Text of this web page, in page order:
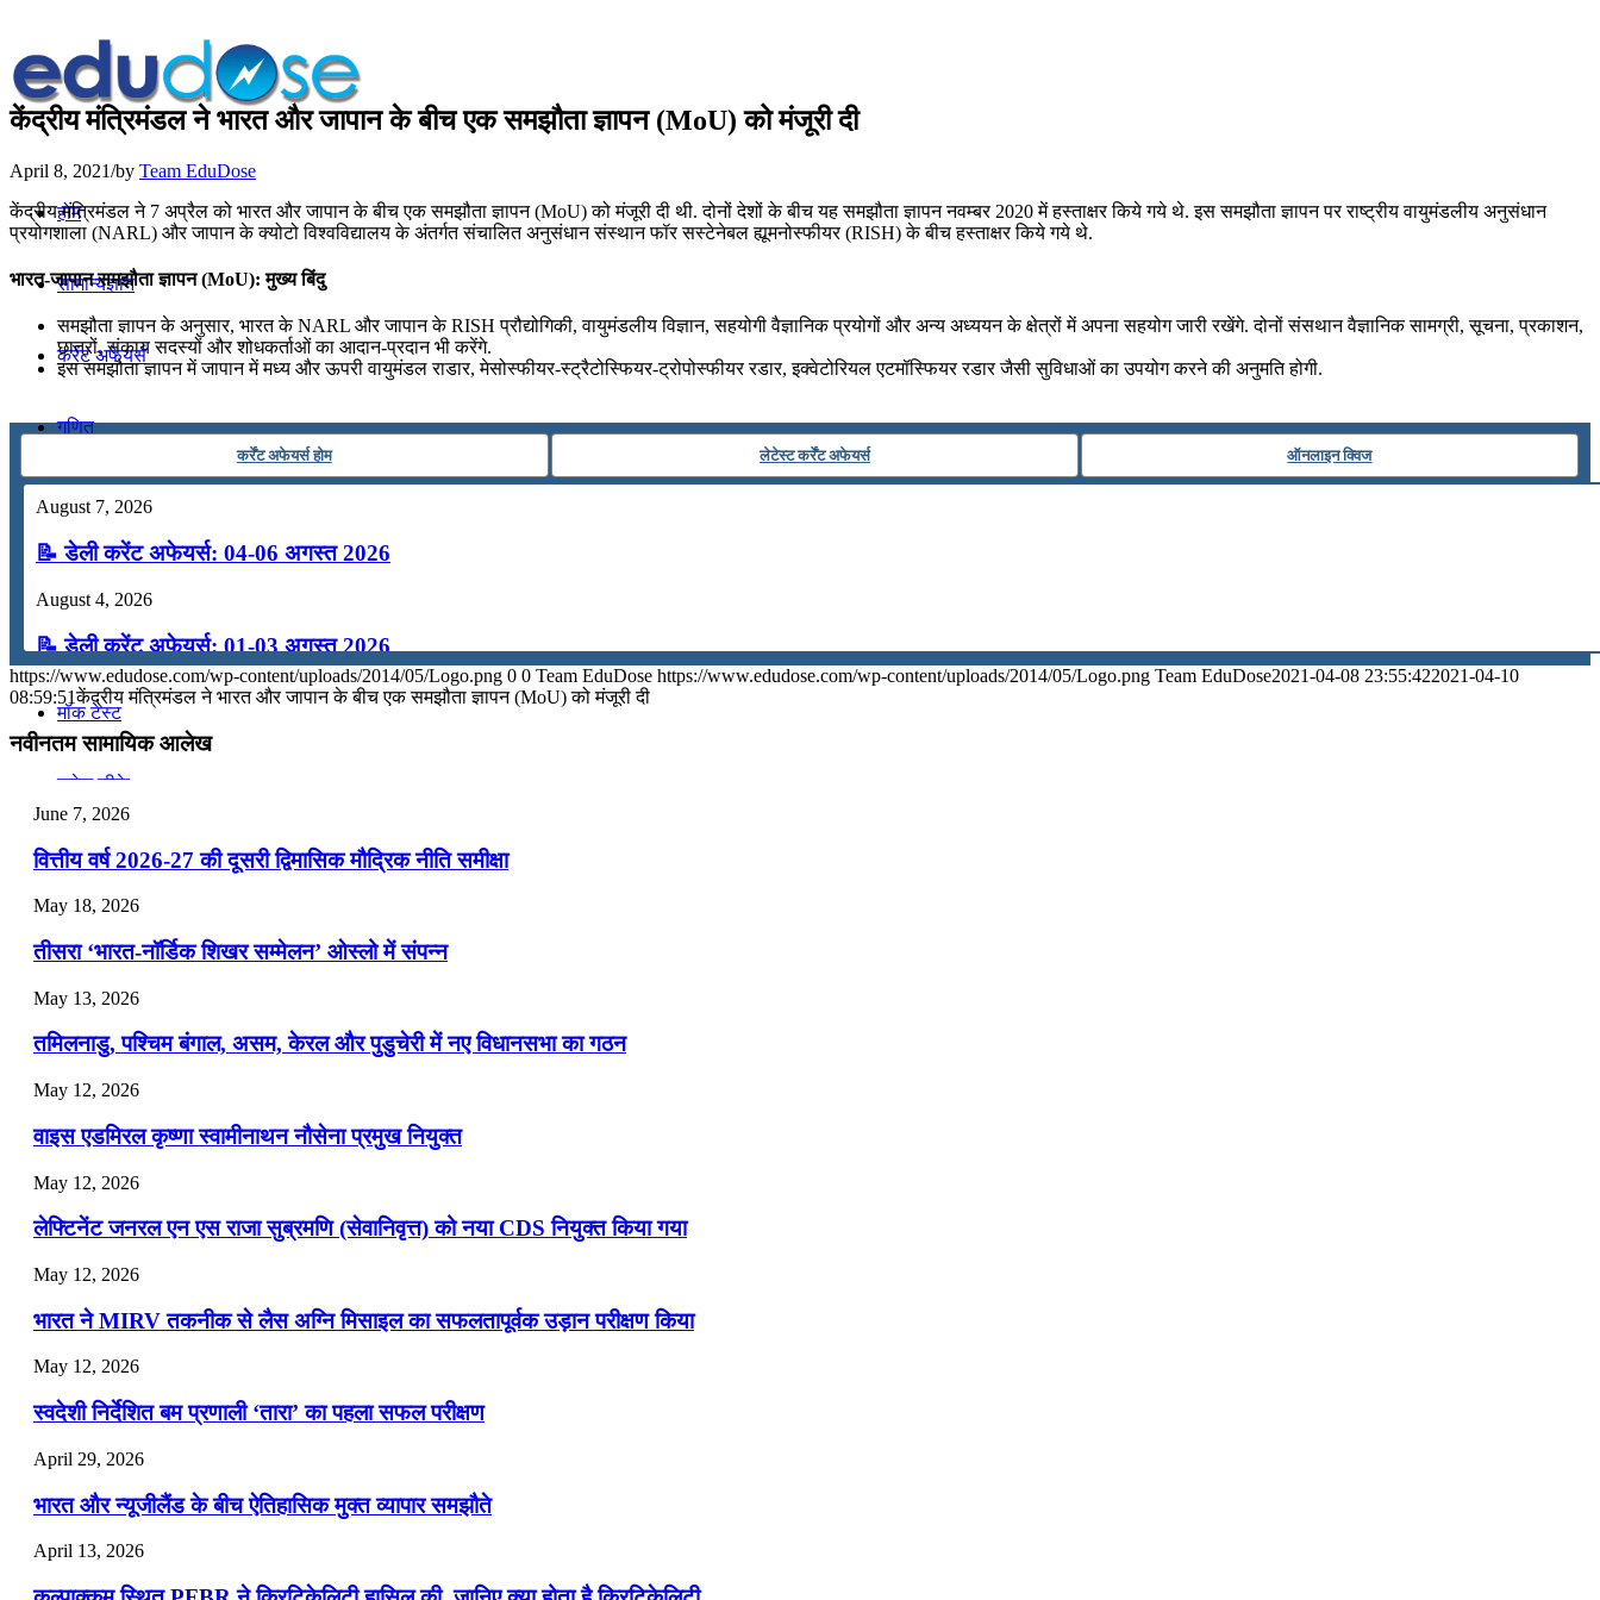
होम
सामान्यज्ञान
करेंट अफेयर्स
गणित
तर्कशक्ति
कंप्यूटर
अंग्रेजी
मॉक टेस्ट
टुडेज जीके
Menu Menu
केंद्रीय मंत्रिमंडल ने भारत और जापान के बीच एक समझौता ज्ञापन (MoU) को मंजूरी दी
April 8, 2021/by Team EduDose
केंद्रीय मंत्रिमंडल ने 7 अप्रैल को भारत और जापान के बीच एक समझौता ज्ञापन (MoU) को मंजूरी दी थी. दोनों देशों के बीच यह समझौता ज्ञापन नवम्बर 2020 में हस्ताक्षर किये गये थे. इस समझौता ज्ञापन पर राष्ट्रीय वायुमंडलीय अनुसंधान
प्रयोगशाला (NARL) और जापान के क्योटो विश्वविद्यालय के अंतर्गत संचालित अनुसंधान संस्थान फॉर सस्टेनेबल ह्यूमनोस्फीयर (RISH) के बीच हस्ताक्षर किये गये थे.
भारत-जापान समझौता ज्ञापन (MoU): मुख्य बिंदु
समझौता ज्ञापन के अनुसार, भारत के NARL और जापान के RISH प्रौद्योगिकी, वायुमंडलीय विज्ञान, सहयोगी वैज्ञानिक प्रयोगों और अन्य अध्ययन के क्षेत्रों में अपना सहयोग जारी रखेंगे. दोनों संसथान वैज्ञानिक सामग्री, सूचना, प्रकाशन,
छात्रों, संकाय सदस्यों और शोधकर्ताओं का आदान-प्रदान भी करेंगे.
इस समझौता ज्ञापन में जापान में मध्य और ऊपरी वायुमंडल राडार, मेसोस्फीयर-स्ट्रैटोस्फियर-ट्रोपोस्फीयर रडार, इक्वेटोरियल एटमॉस्फियर रडार जैसी सुविधाओं का उपयोग करने की अनुमति होगी.
कर्रेंट अफेयर्स होम लेटेस्ट कर्रेंट अफेयर्स ऑनलाइन क्विज
August 7, 2026
📝 डेली करेंट अफेयर्स: 04-06 अगस्त 2026
August 4, 2026
📝 डेली करेंट अफेयर्स: 01-03 अगस्त 2026
July 31, 2026
📝 डेली करेंट अफेयर्स: 28-31 जुलाई 2026
July 28, 2026
📝 डेली करेंट अफेयर्स: 25-27 जुलाई 2026
July 25, 2026
📝 डेली करेंट अफेयर्स: 22-24 जुलाई 2026
July 22, 2026
📝 डेली करेंट अफेयर्स: 19-21 जुलाई 2026
July 19, 2026
📝 डेली करेंट अफेयर्स: 16-18 जुलाई 2026
https://www.edudose.com/wp-content/uploads/2014/05/Logo.png 0 0 Team EduDose https://www.edudose.com/wp-content/uploads/2014/05/Logo.png Team EduDose2021-04-08 23:55:422021-04-10
08:59:51केंद्रीय मंत्रिमंडल ने भारत और जापान के बीच एक समझौता ज्ञापन (MoU) को मंजूरी दी
नवीनतम सामायिक आलेख
June 7, 2026
वित्तीय वर्ष 2026-27 की दूसरी द्विमासिक मौद्रिक नीति समीक्षा
May 18, 2026
तीसरा ‘भारत-नॉर्डिक शिखर सम्मेलन’ ओस्लो में संपन्न
May 13, 2026
तमिलनाडु, पश्चिम बंगाल, असम, केरल और पुडुचेरी में नए विधानसभा का गठन
May 12, 2026
वाइस एडमिरल कृष्णा स्वामीनाथन नौसेना प्रमुख नियुक्त
May 12, 2026
लेफ्टिनेंट जनरल एन एस राजा सुब्रमणि (सेवानिवृत्त) को नया CDS नियुक्त किया गया
May 12, 2026
भारत ने MIRV तकनीक से लैस अग्नि मिसाइल का सफलतापूर्वक उड़ान परीक्षण किया
May 12, 2026
स्वदेशी निर्देशित बम प्रणाली ‘तारा’ का पहला सफल परीक्षण
April 29, 2026
भारत और न्यूजीलैंड के बीच ऐतिहासिक मुक्त व्यापार समझौते
April 13, 2026